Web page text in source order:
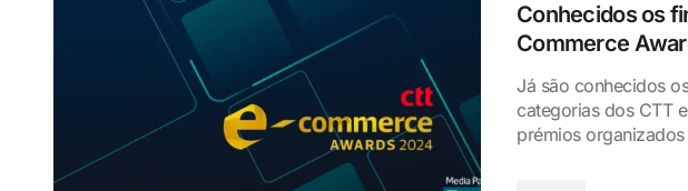
Conhecidos os
Commerce
Já são conhecidos
categorias dos CTT
prémios